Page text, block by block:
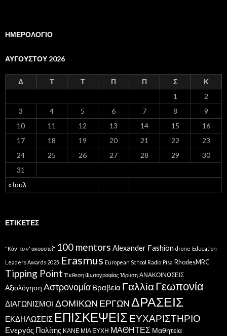
ΗΜΕΡΟΛΟΓΙΟ
ΑΥΓΟΎΣΤΟΥ 2026
Δ Τ Τ Π Π Σ Κ
« Ιουλ
1
2
3
4 5 6 7 8
9
10
11 12 13 14 15
16
17
18 19 20 21 22
23
24
25 26 27 28 29
30
31
ΕΤΙΚΈΤΕΣ
"Κάν' το ν' ακουστεί" 100 mentors Alexander Fashion drone Education
Leaders Awards 2025 Erasmus European School Radio Pisa RhodesMRC
Tipping Point Έκθεση Φωτογραφίας Ίδρυση ΑΝΑΚΟΙΝΩΣΕΙΣ
Αξιολόγηση Αστρονομία Βραβεία ΓαλλίαΓεωπονία
ΔΙΑΓΩΝΙΣΜΟΙ ΔΟΜΙΚΩΝ ΕΡΓΩΝΔΡΑΣΕΙΣ
ΕΚΔΗΛΩΣΕΙΣ ΕΠΙΣΚΕΨΕΙΣ ΕΥΧΑΡΙΣΤΗΡΙΟ
Ενεργός Πολίτης ΚΑΝΕ ΜΙΑ ΕΥΧΗ ΜΑΘΗΤΕΣ Μαθητεία